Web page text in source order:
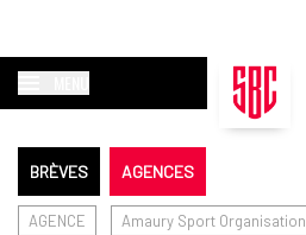
BRÈVES AGENCES
AGENCE Amaury Sport Organisation